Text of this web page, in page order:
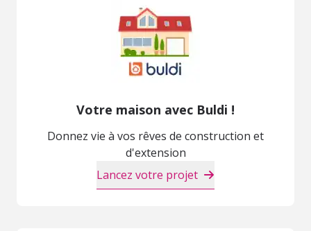
Votre maison avec Buldi !
Donnez vie à vos rêves de construction et
d'extension
Lancez votre projet